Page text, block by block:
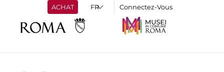
ACHAT Connectez-Vous